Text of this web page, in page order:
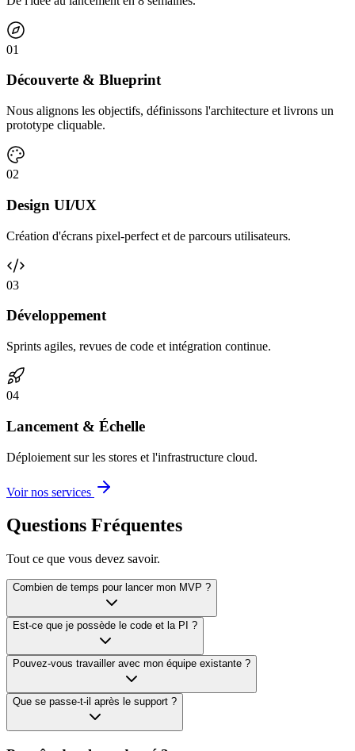
01
Découverte & Blueprint
Nous alignons les objectifs, définissons l'architecture et livrons un
prototype cliquable.
02
Design UI/UX
Création d'écrans pixel-perfect et de parcours utilisateurs.
03
Développement
Sprints agiles, revues de code et intégration continue.
04
Lancement & Échelle
Déploiement sur les stores et l'infrastructure cloud.
Voir nos services
Questions Fréquentes
Tout ce que vous devez savoir.
Combien de temps pour lancer mon MVP ?
Est-ce que je possède le code et la PI ?
Pouvez-vous travailler avec mon équipe existante ?
Que se passe-t-il après le support ?